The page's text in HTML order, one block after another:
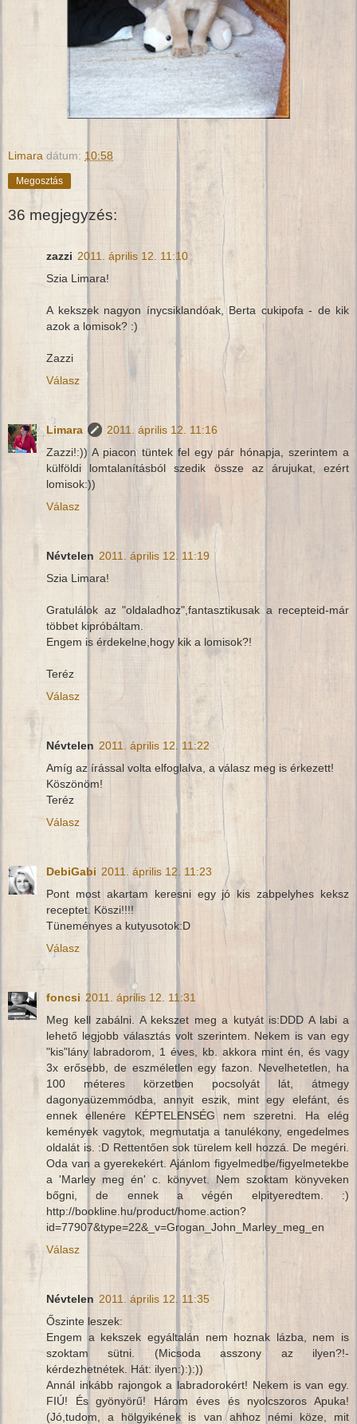
Limara dátum: 10:58
Megosztás
36 megjegyzés:
zazzi 2011. április 12. 11:10
Szia Limara!
A kekszek nagyon ínycsiklandóak, Berta cukipofa - de kik
azok a lomisok? :)
Zazzi
Válasz
Limara
2011. április 12. 11:16
Zazzi!:)) A piacon tüntek fel egy pár hónapja, szerintem a
külföldi lomtalanításból szedik össze az árujukat, ezért
lomisok:))
Válasz
Névtelen 2011. április 12. 11:19
Szia Limara!
Gratulálok az "oldaladhoz",fantasztikusak a recepteid-már
többet kipróbáltam.
Engem is érdekelne,hogy kik a lomisok?!
Teréz
Válasz
Névtelen 2011. április 12. 11:22
Amíg az írással volta elfoglalva, a válasz meg is érkezett!
Köszönöm!
Teréz
Válasz
DebiGabi 2011. április 12. 11:23
Pont most akartam keresni egy jó kis zabpelyhes keksz
receptet. Köszi!!!!
Tüneményes a kutyusotok:D
Válasz
foncsi 2011. április 12. 11:31
Meg kell zabálni. A kekszet meg a kutyát is:DDD A labi a
lehető legjobb választás volt szerintem. Nekem is van egy
"kis"lány labradorom, 1 éves, kb. akkora mint én, és vagy
3x erősebb, de eszméletlen egy fazon. Nevelhetetlen, ha
100 méteres körzetben pocsolyát lát, átmegy
dagonyaüzemmódba, annyit eszik, mint egy elefánt, és
ennek ellenére KÉPTELENSÉG nem szeretni. Ha elég
kemények vagytok, megmutatja a tanulékony, engedelmes
oldalát is. :D Rettentően sok türelem kell hozzá. De megéri.
Oda van a gyerekekért. Ajánlom figyelmedbe/figyelmetekbe
a 'Marley meg én' c. könyvet. Nem szoktam könyveken
bőgni, de ennek a végén elpityeredtem. :)
http://bookline.hu/product/home.action?
id=77907&type=22&_v=Grogan_John_Marley_meg_en
Válasz
Névtelen 2011. április 12. 11:35
Őszinte leszek:
Engem a kekszek egyáltalán nem hoznak lázba, nem is
szoktam sütni. (Micsoda asszony az ilyen?!-
kérdezhetnétek. Hát: ilyen:):):))
Annál inkább rajongok a labradorokért! Nekem is van egy.
FIÚ! És gyönyörű! Három éves és nyolcszoros Apuka!
(Jó,tudom, a hölgyikének is van ahhoz némi köze, mit